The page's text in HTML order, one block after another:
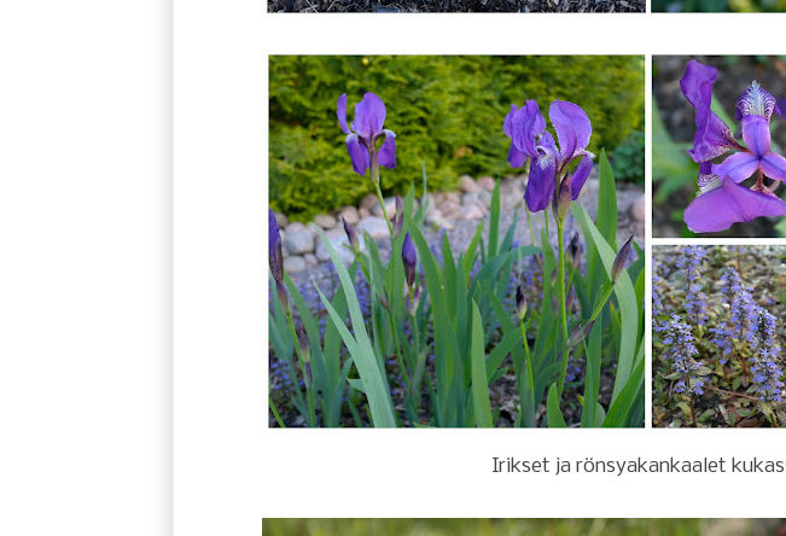
Irikset ja rönsyakankaalet